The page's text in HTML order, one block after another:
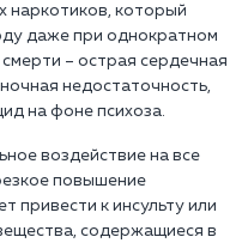
наркотиков, который
даже при однократном
– острая сердечная
недостаточность,
на фоне психоза.
воздействие на все
повышение
привести к инсульту или
содержащиеся в